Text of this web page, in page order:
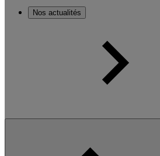
Nos actualités